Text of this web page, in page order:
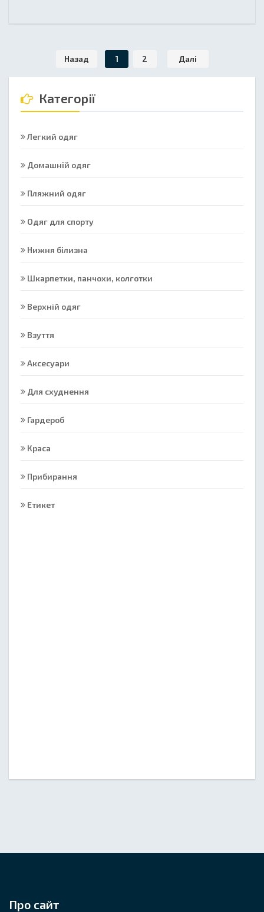
Назад 1 2 Далі
Категорії
Легкий одяг
Домашній одяг
Пляжний одяг
Одяг для спорту
Нижня білизна
Шкарпетки, панчохи, колготки
Верхній одяг
Взуття
Аксесуари
Для схуднення
Гардероб
Краса
Прибирання
Етикет
Про сайт